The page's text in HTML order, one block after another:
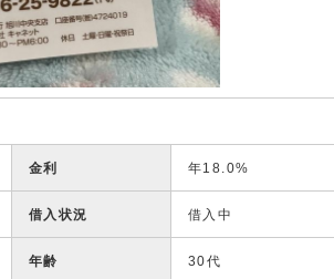
金利 年18.0%
借入状況 借入中
年齢 30代